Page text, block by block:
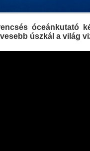
óceánkutató
úszkál a világ